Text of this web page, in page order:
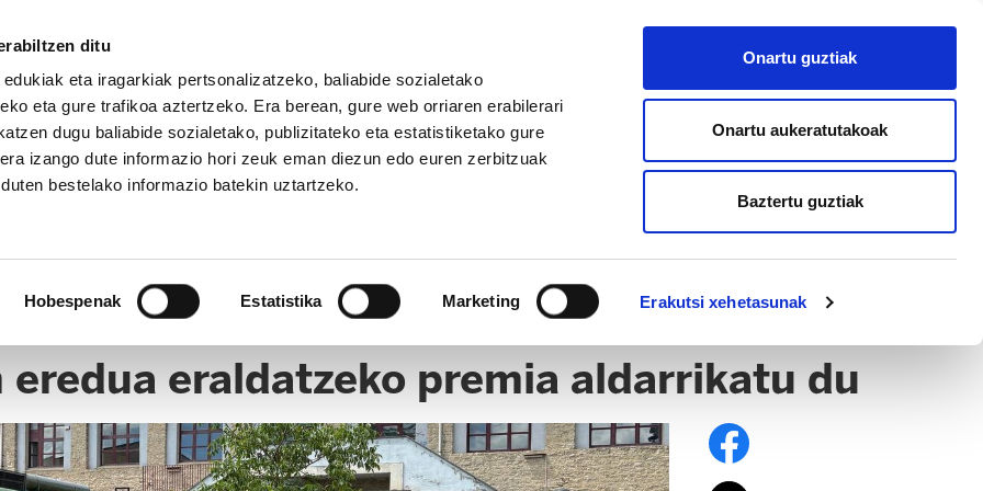
ditu
eta iragarkiak pertsonalizatzeko, baliabide sozialetako
eta gure trafikoa aztertzeko. Era berean, gure web orriaren erabilerari
dugu baliabide sozialetako, publizitateko eta estatistiketako gure
izango dute informazio hori zeuk eman diezun edo euren zerbitzuak
bestelako informazio batekin uztartzeko.
Hobespenak Estatistika Marketing Erakutsi xehetasunak
Onartu guztiak
Onartu aukeratutakoak
Baztertu guztiak
AFILIATU
eraldatzeko premia aldarrikatu du